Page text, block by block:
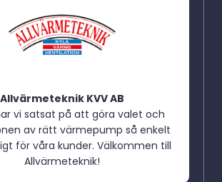
Allvärmeteknik KVV AB
vi satsat på att göra valet och
av rätt värmepump så enkelt
för våra kunder. Välkommen till
Allvärmeteknik!